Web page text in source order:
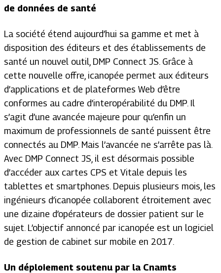
de données de santé
La société étend aujourd’hui sa gamme et met à
disposition des éditeurs et des établissements de
santé un nouvel outil, DMP Connect JS. Grâce à
cette nouvelle offre, icanopée permet aux éditeurs
d’applications et de plateformes Web d’être
conformes au cadre d’interopérabilité du DMP. Il
s’agit d’une avancée majeure pour qu’enfin un
maximum de professionnels de santé puissent être
connectés au DMP. Mais l’avancée ne s’arrête pas là.
Avec DMP Connect JS, il est désormais possible
d’accéder aux cartes CPS et Vitale depuis les
tablettes et smartphones. Depuis plusieurs mois, les
ingénieurs d’icanopée collaborent étroitement avec
une dizaine d’opérateurs de dossier patient sur le
sujet. L’objectif annoncé par icanopée est un logiciel
de gestion de cabinet sur mobile en 2017.
Un déploiement soutenu par la Cnamts